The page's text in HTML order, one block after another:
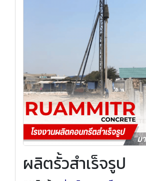
ผลิตรั้วสำเร็จรูป